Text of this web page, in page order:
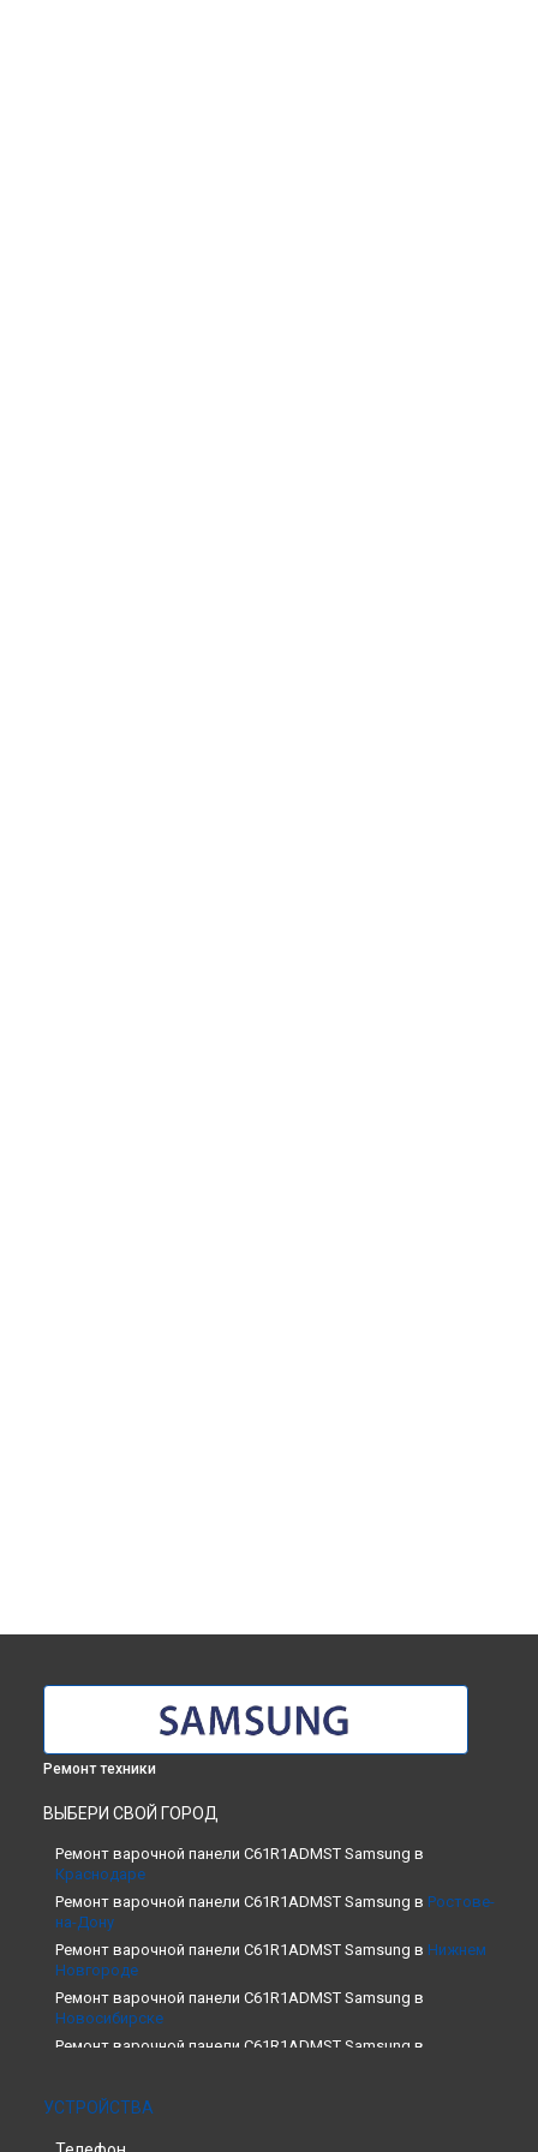
Ремонт техники
ВЫБЕРИ СВОЙ ГОРОД
Ремонт варочной панели C61R1ADMST Samsung в
Краснодаре
Ремонт варочной панели C61R1ADMST Samsung в Ростове-
на-Дону
Ремонт варочной панели C61R1ADMST Samsung в Нижнем
Новгороде
Ремонт варочной панели C61R1ADMST Samsung в
Новосибирске
Ремонт варочной панели C61R1ADMST Samsung в
Ремонт варочной панели C61R1ADMST Samsung в
Екатеринбурге
Ремонт варочной панели C61R1ADMST Samsung в
УСТРОЙСТВА